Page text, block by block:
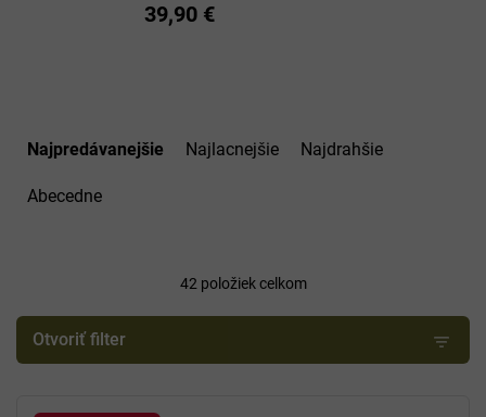
39,90 €
r
d
Najpredávanejšie Najlacnejšie Najdrahšie
Abecedne
42 položiek celkom
Otvoriť filter